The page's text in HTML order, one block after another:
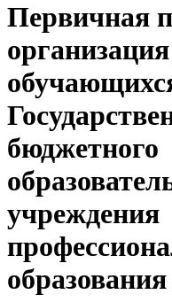
Первичная
бюджетного
учреждения